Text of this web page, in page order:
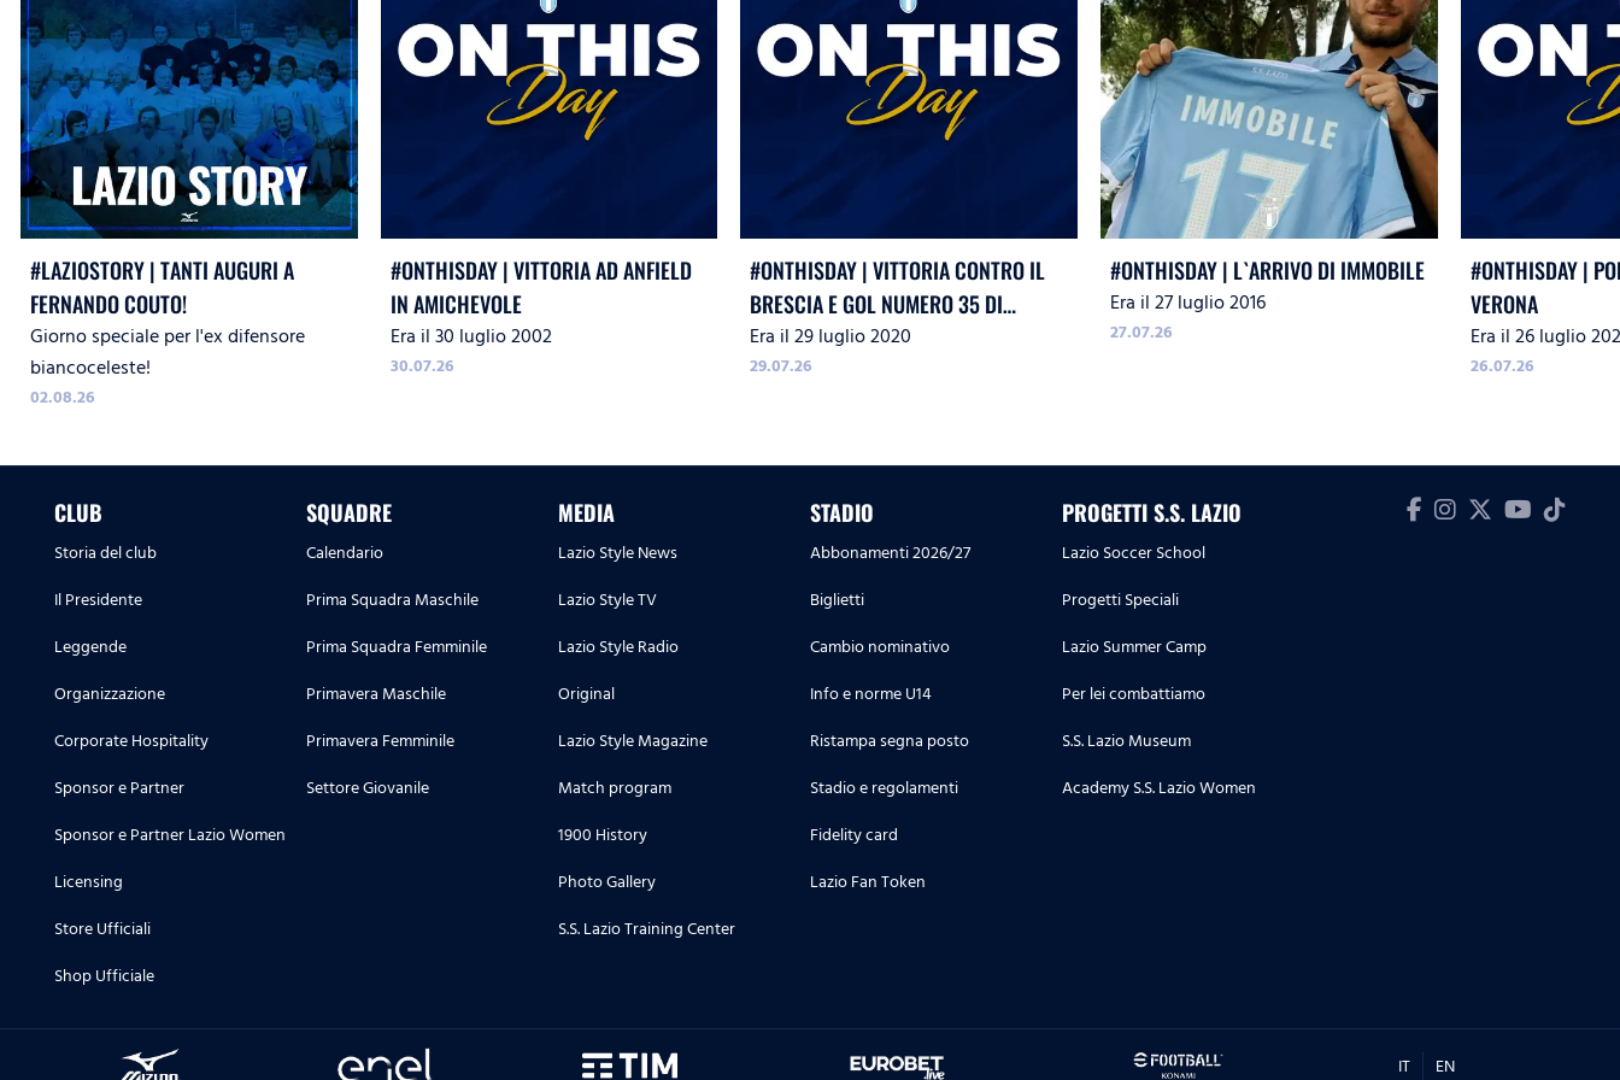
#LAZIOSTORY | TANTI AUGURI A
FERNANDO COUTO!
Giorno speciale per l'ex difensore
biancoceleste!
02.08.26
#ONTHISDAY | VITTORIA AD ANFIELD
IN AMICHEVOLE
Era il 30 luglio 2002
30.07.26
#ONTHISDAY | VITTORIA CONTRO IL
BRESCIA E GOL NUMERO 35 DI
IMMOBILE
Era il 29 luglio 2020
29.07.26
#ONTHISDAY | L`ARRIVO DI IMMOBILE
Era il 27 luglio 2016
27.07.26
#ONTHISDAY |
VERONA
Era il 26 luglio
26.07.26
CLUB
Storia del club
Il Presidente
Leggende
Organizzazione
Corporate Hospitality
Sponsor e Partner
Sponsor e Partner Lazio Women
Licensing
Store Ufficiali
Shop Ufficiale
SQUADRE
Calendario
Prima Squadra Maschile
Prima Squadra Femminile
Primavera Maschile
Primavera Femminile
Settore Giovanile
MEDIA
Lazio Style News
Lazio Style TV
Lazio Style Radio
Original
Lazio Style Magazine
Match program
1900 History
Photo Gallery
S.S. Lazio Training Center
STADIO
Abbonamenti 2026/27
Biglietti
Cambio nominativo
Info e norme U14
Ristampa segna posto
Stadio e regolamenti
Fidelity card
Lazio Fan Token
PROGETTI S.S. LAZIO
Lazio Soccer School
Progetti Speciali
Lazio Summer Camp
Per lei combattiamo
S.S. Lazio Museum
Academy S.S. Lazio Women
IT EN